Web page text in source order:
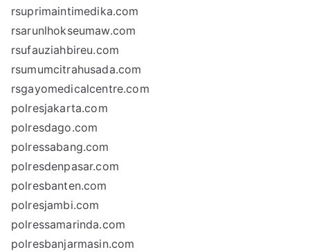
rsuprimaintimedika.com
rsarunlhokseumaw.com
rsufauziahbireu.com
rsumumcitrahusada.com
rsgayomedicalcentre.com
polresjakarta.com
polresdago.com
polressabang.com
polresdenpasar.com
polresbanten.com
polresjambi.com
polressamarinda.com
polresbanjarmasin.com